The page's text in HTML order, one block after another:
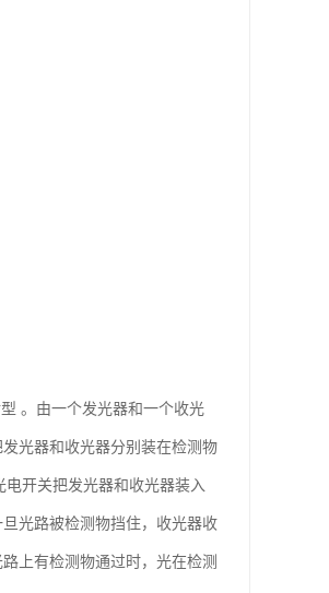
。由一个发光器和一个收光
光器和收光器分别装在检测物
开关把发光器和收光器装入
光路被检测物挡住，收光器收
上有检测物通过时，光在检测